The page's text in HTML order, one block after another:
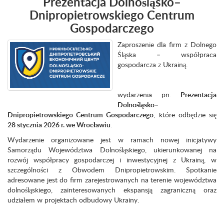
Dnipropietrowskiego Centrum
Gospodarczego
Zaproszenie dla firm z Dolnego
Śląska – współpraca
gospodarcza z Ukrainą.
wydarzenia pn. Prezentacja
Dolnośląsko–
Dnipropietrowskiego Centrum Gospodarczego, które odbędzie się
28 stycznia 2026 r. we Wrocławiu.
Wydarzenie organizowane jest w ramach nowej inicjatywy
Samorządu Województwa Dolnośląskiego, ukierunkowanej na
rozwój współpracy gospodarczej i inwestycyjnej z Ukrainą, w
szczególności z Obwodem Dnipropietrowskim. Spotkanie
adresowane jest do firm zarejestrowanych na terenie województwa
dolnośląskiego, zainteresowanych ekspansją zagraniczną oraz
udziałem w projektach odbudowy Ukrainy.